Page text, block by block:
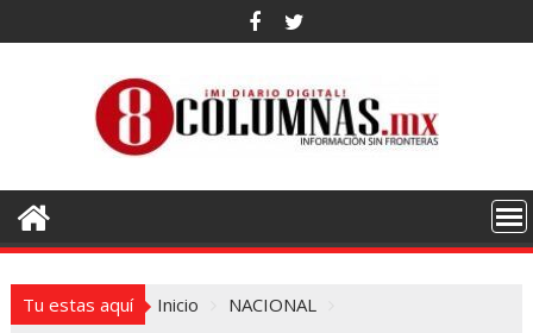
al
Tu estas aquí Inicio
NACIONAL